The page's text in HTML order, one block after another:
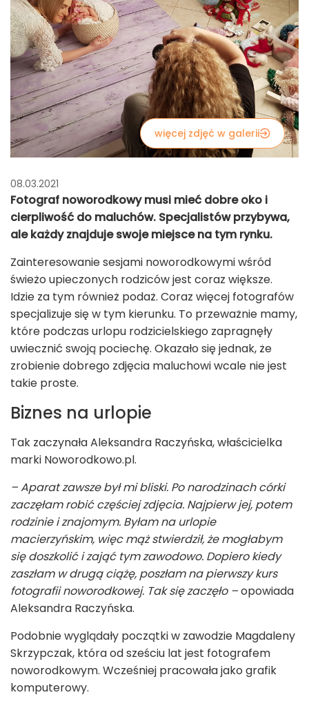
więcej zdjęć w galerii
08.03.2021
Fotograf noworodkowy musi mieć dobre oko i
cierpliwość do maluchów. Specjalistów przybywa,
ale każdy znajduje swoje miejsce na tym rynku.
Zainteresowanie sesjami noworodkowymi wśród
świeżo upieczonych rodziców jest coraz większe.
Idzie za tym również podaż. Coraz więcej fotografów
specjalizuje się w tym kierunku. To przeważnie mamy,
które podczas urlopu rodzicielskiego zapragnęły
uwiecznić swoją pociechę. Okazało się jednak, że
zrobienie dobrego zdjęcia maluchowi wcale nie jest
takie proste.
Biznes na urlopie
Tak zaczynała Aleksandra Raczyńska, właścicielka
marki Noworodkowo.pl.
– Aparat zawsze był mi bliski. Po narodzinach córki
zaczęłam robić częściej zdjęcia. Najpierw jej, potem
rodzinie i znajomym. Byłam na urlopie
macierzyńskim, więc mąż stwierdził, że mogłabym
się doszkolić i zająć tym zawodowo. Dopiero kiedy
zaszłam w drugą ciążę, poszłam na pierwszy kurs
fotografii noworodkowej. Tak się zaczęło –opowiada
Aleksandra Raczyńska.
Podobnie wyglądały początki w zawodzie Magdaleny
Skrzypczak, która od sześciu lat jest fotografem
noworodkowym. Wcześniej pracowała jako grafik
komputerowy.